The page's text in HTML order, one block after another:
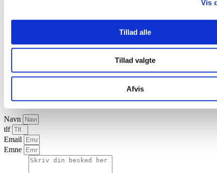
Vis
Tillad alle
Tillad valgte
Afvis
Sikkerhedsdatablade
Download sikkerhedsdatablad for syren
Kontakt os
Navn
tlf
Email
Emne